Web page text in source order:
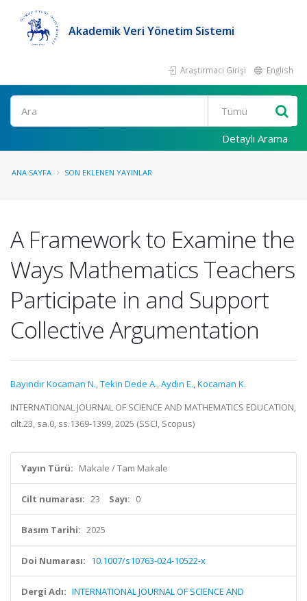
Akademik Veri Yönetim Sistemi
Araştırmacı Girişi English
Ara
Detaylı Arama
ANA SAYFA SON EKLENEN YAYINLAR
A Framework to Examine the
Ways Mathematics Teachers
Participate in and Support
Collective Argumentation
Bayındır Kocaman N.,Tekin Dede A.,Aydın E.,Kocaman K.
INTERNATIONAL JOURNAL OF SCIENCE AND MATHEMATICS EDUCATION,
cilt.23, sa.0, ss.1369-1399, 2025 (SSCI, Scopus)
Yayın Türü: Makale / Tam Makale
Cilt numarası: 23 Sayı: 0
Basım Tarihi: 2025
Doi Numarası: 10.1007/s10763-024-10522-x
Dergi Adı: INTERNATIONAL JOURNAL OF SCIENCE AND